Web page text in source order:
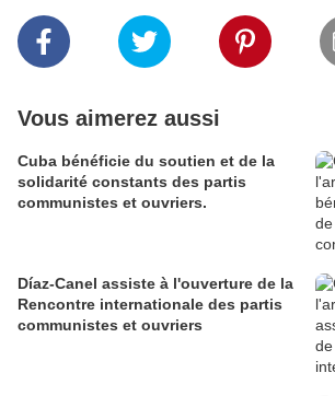
Vous aimerez aussi
Cuba bénéficie du soutien et de la
solidarité constants des partis
communistes et ouvriers.
Díaz-Canel assiste à l'ouverture de la
Rencontre internationale des partis
communistes et ouvriers